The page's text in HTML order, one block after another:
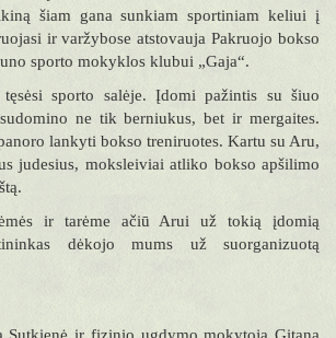
šiam gana sunkiam sportiniam keliui į
ir varžybose atstovauja Pakruojo bokso
sporto mokyklos klubui „Gaja“.
tęsėsi sporto salėje. Įdomi pažintis su šiuo
ne tik berniukus, bet ir mergaites.
lankyti bokso treniruotes. Kartu su Aru,
judesius, moksleiviai atliko bokso apšilimo
ir tarėme ačiū Arui už tokią įdomią
dėkojo mums už suorganizuotą